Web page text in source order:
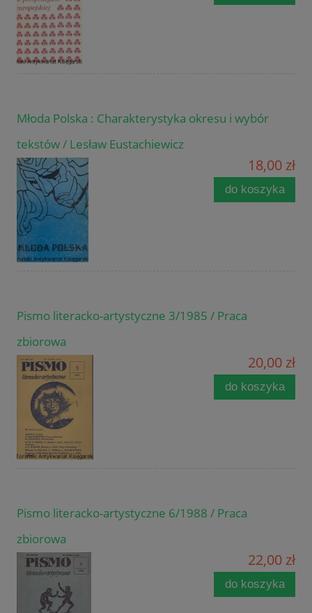
Młoda Polska : Charakterystyka okresu i wybór
tekstów / Lesław Eustachiewicz
18,00 zł
do koszyka
Pismo literacko-artystyczne 3/1985 / Praca
zbiorowa
20,00 zł
do koszyka
Pismo literacko-artystyczne 6/1988 / Praca
zbiorowa
22,00 zł
do koszyka